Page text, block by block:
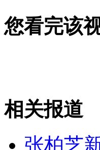
您看完该
相关报道
张柏芝